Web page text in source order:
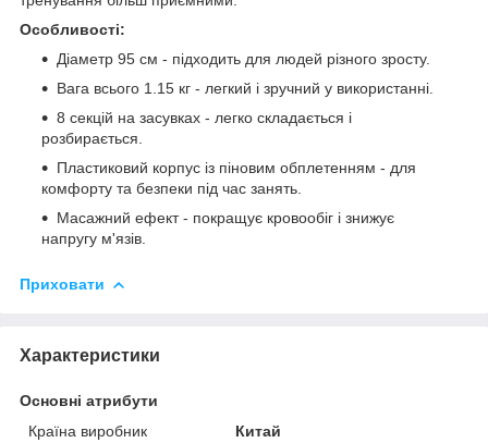
Особливості:
Діаметр 95 см - підходить для людей різного зросту.
Вага всього 1.15 кг - легкий і зручний у використанні.
8 секцій на засувках - легко складається і
розбирається.
Пластиковий корпус із піновим обплетенням - для
комфорту та безпеки під час занять.
Масажний ефект - покращує кровообіг і знижує
напругу м'язів.
Приховати
Характеристики
Основні атрибути
Країна виробник
Китай